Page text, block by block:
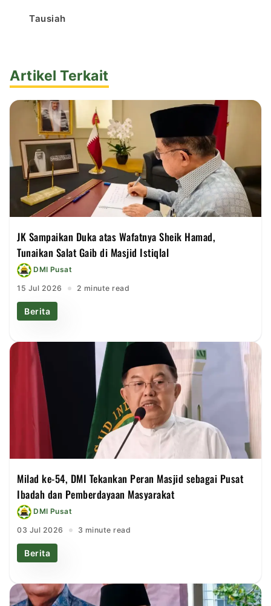
Tausiah
Artikel Terkait
JK Sampaikan Duka atas Wafatnya Sheik Hamad,
Tunaikan Salat Gaib di Masjid Istiqlal
DMI Pusat
15 Jul 2026 2 minute read
Berita
Milad ke-54, DMI Tekankan Peran Masjid sebagai Pusat
Ibadah dan Pemberdayaan Masyarakat
DMI Pusat
03 Jul 2026 3 minute read
Berita